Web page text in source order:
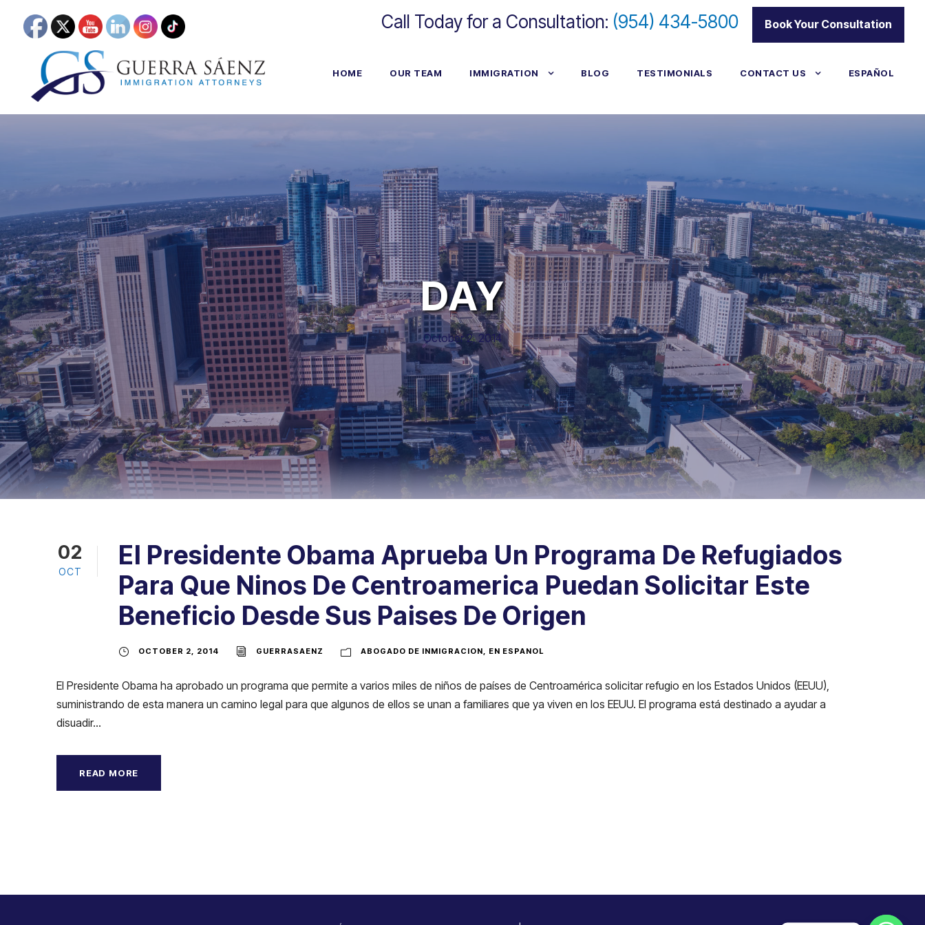
Call Today for a Consultation: (954) 434-5800 Book Your Consultation
HOME OUR TEAM IMMIGRATION BLOG TESTIMONIALS CONTACT US ESPAÑOL
DAY
October 2, 2014
02
OCT
El Presidente Obama Aprueba Un Programa De Refugiados
Para Que Ninos De Centroamerica Puedan Solicitar Este
Beneficio Desde Sus Paises De Origen
OCTOBER 2, 2014 GUERRASAENZ ABOGADO DE INMIGRACION EN ESPANOL
El Presidente Obama ha aprobado un programa que permite a varios miles de niños de países de Centroamérica solicitar refugio en los Estados Unidos (EEUU),
suministrando de esta manera un camino legal para que algunos de ellos se unan a familiares que ya viven en los EEUU. El programa está destinado a ayudar a
disuadir...
READ MORE